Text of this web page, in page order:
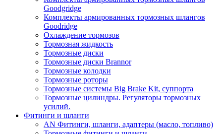
Goodgridge
Комплекты армированных тормозных шлангов
Goodridge
Охлаждение тормозов
Тормозная жидкость
Тормозные диски
Тормозные диски Brannor
Тормозные колодки
Тормозные роторы
Тормозные системы Big Brake Kit, суппорта
Тормозные цилиндры. Регуляторы тормозных
усилий.
Фитинги и шланги
AN Фитинги, шланги, адаптеры (масло, топливо)